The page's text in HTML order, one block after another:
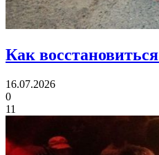
Как восстановиться
16.07.2026
0
11